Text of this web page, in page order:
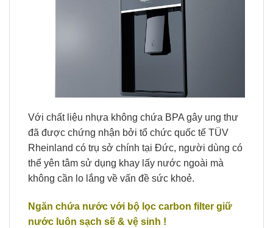
Với chất liệu nhựa không chứa BPA gây ung thư
đã được chứng nhận bởi tổ chức quốc tế TÜV
Rheinland có trụ sở chính tại Đức, người dùng có
thể yên tâm sử dụng khay lấy nước ngoài mà
không cần lo lắng về vấn đề sức khoẻ.
Ngăn chứa nước với bộ lọc carbon filter giữ
nước luôn sạch sẽ & vệ sinh !